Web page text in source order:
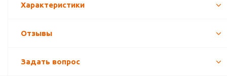
Характеристики
Отзывы
Задать вопрос